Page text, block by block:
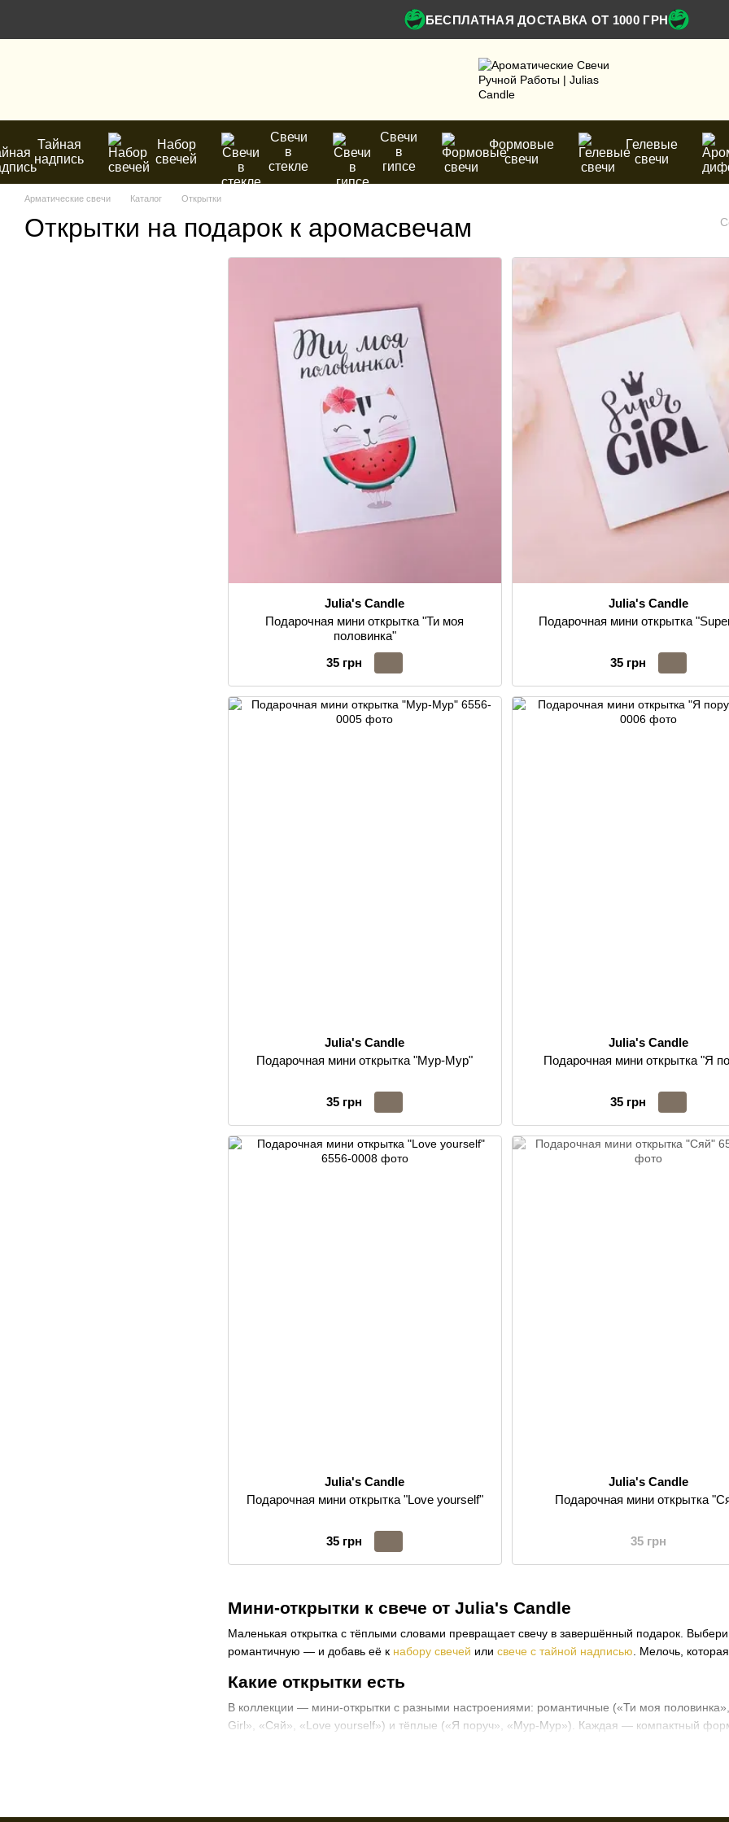
БЕСПЛАТНАЯ ДОСТАВКА ОТ 1000 ГРН
Тайная
надпись
Набор
свечей
Свечи
в
стекле
Свечи
в
гипсе
Формовые
свечи
Гелевые
свечи
Арматические свечи Каталог Открытки
Открытки на подарок к аромасвечам
Мини-открытки к свече от Julia's Candle
Маленькая открытка с тёплыми словами превращает свечу в завершённый подарок.
романтичную — и добавь её к набору свечей или свече с тайной надписью . Мелочь,
Какие открытки есть
В коллекции — мини-открытки с разными настроениями: романтичные («Ти моя
Girl», «Сяй», «Love yourself») и тёплые («Я поруч», «Мур-Мур»). Каждая — компактный
Julia's Candle
Подарочная мини открытка "Ти моя
половинка"
35 грн
Julia's Candle
Подарочная мини открытка
35 грн
Julia's Candle
Подарочная мини открытка "Мур-Мур"
35 грн
Julia's Candle
Подарочная мини открытка "Я
35 грн
Julia's Candle
Подарочная мини открытка "Love yourself"
35 грн
Julia's Candle
Подарочная мини открытка
35 грн